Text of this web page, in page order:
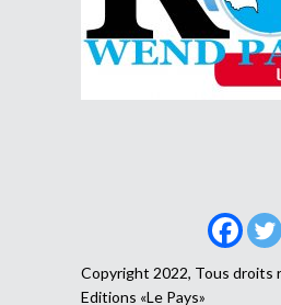
Copyright 2022, Tous droits
Editions «Le Pays»